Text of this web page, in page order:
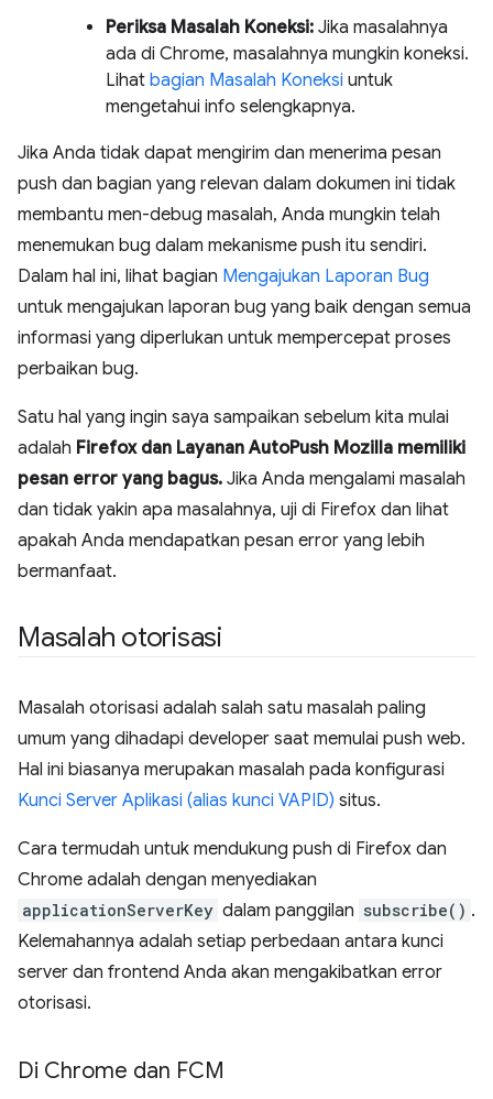
Periksa Masalah Koneksi: Jika masalahnya
ada di Chrome, masalahnya mungkin koneksi.
Lihat bagian Masalah Koneksi untuk
mengetahui info selengkapnya.
Jika Anda tidak dapat mengirim dan menerima pesan
push dan bagian yang relevan dalam dokumen ini tidak
membantu men-debug masalah, Anda mungkin telah
menemukan bug dalam mekanisme push itu sendiri.
Dalam hal ini, lihat bagian Mengajukan Laporan Bug
untuk mengajukan laporan bug yang baik dengan semua
informasi yang diperlukan untuk mempercepat proses
perbaikan bug.
Satu hal yang ingin saya sampaikan sebelum kita mulai
adalah Firefox dan Layanan AutoPush Mozilla memiliki
pesan error yang bagus. Jika Anda mengalami masalah
dan tidak yakin apa masalahnya, uji di Firefox dan lihat
apakah Anda mendapatkan pesan error yang lebih
bermanfaat.
Masalah otorisasi
Masalah otorisasi adalah salah satu masalah paling
umum yang dihadapi developer saat memulai push web.
Hal ini biasanya merupakan masalah pada konfigurasi
Kunci Server Aplikasi (alias kunci VAPID) situs.
Cara termudah untuk mendukung push di Firefox dan
Chrome adalah dengan menyediakan
applicationServerKey dalam panggilan subscribe() .
Kelemahannya adalah setiap perbedaan antara kunci
server dan frontend Anda akan mengakibatkan error
otorisasi.
Di Chrome dan FCM